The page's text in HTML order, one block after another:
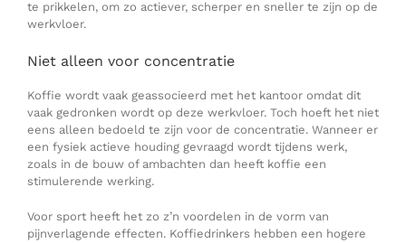
te prikkelen, om zo actiever, scherper en sneller te zijn op de
werkvloer.
Niet alleen voor concentratie
Koffie wordt vaak geassocieerd met het kantoor omdat dit
vaak gedronken wordt op deze werkvloer. Toch hoeft het niet
eens alleen bedoeld te zijn voor de concentratie. Wanneer er
een fysiek actieve houding gevraagd wordt tijdens werk,
zoals in de bouw of ambachten dan heeft koffie een
stimulerende werking.
Voor sport heeft het zo z’n voordelen in de vorm van
pijnverlagende effecten. Koffiedrinkers hebben een hogere